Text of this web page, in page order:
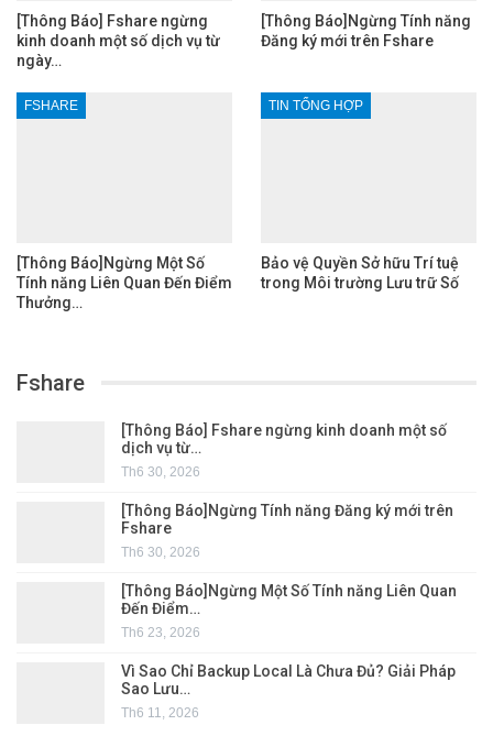
[Thông Báo] Fshare ngừng
kinh doanh một số dịch vụ từ
ngày…
[Thông Báo]Ngừng Tính năng
Đăng ký mới trên Fshare
FSHARE
[Thông Báo]Ngừng Một Số
Tính năng Liên Quan Đến Điểm
Thưởng…
TIN TỔNG HỢP
Bảo vệ Quyền Sở hữu Trí tuệ
trong Môi trường Lưu trữ Số
Fshare
[Thông Báo] Fshare ngừng kinh doanh một số
dịch vụ từ…
Th6 30, 2026
[Thông Báo]Ngừng Tính năng Đăng ký mới trên
Fshare
Th6 30, 2026
[Thông Báo]Ngừng Một Số Tính năng Liên Quan
Đến Điểm…
Th6 23, 2026
Vì Sao Chỉ Backup Local Là Chưa Đủ? Giải Pháp
Sao Lưu…
Th6 11, 2026